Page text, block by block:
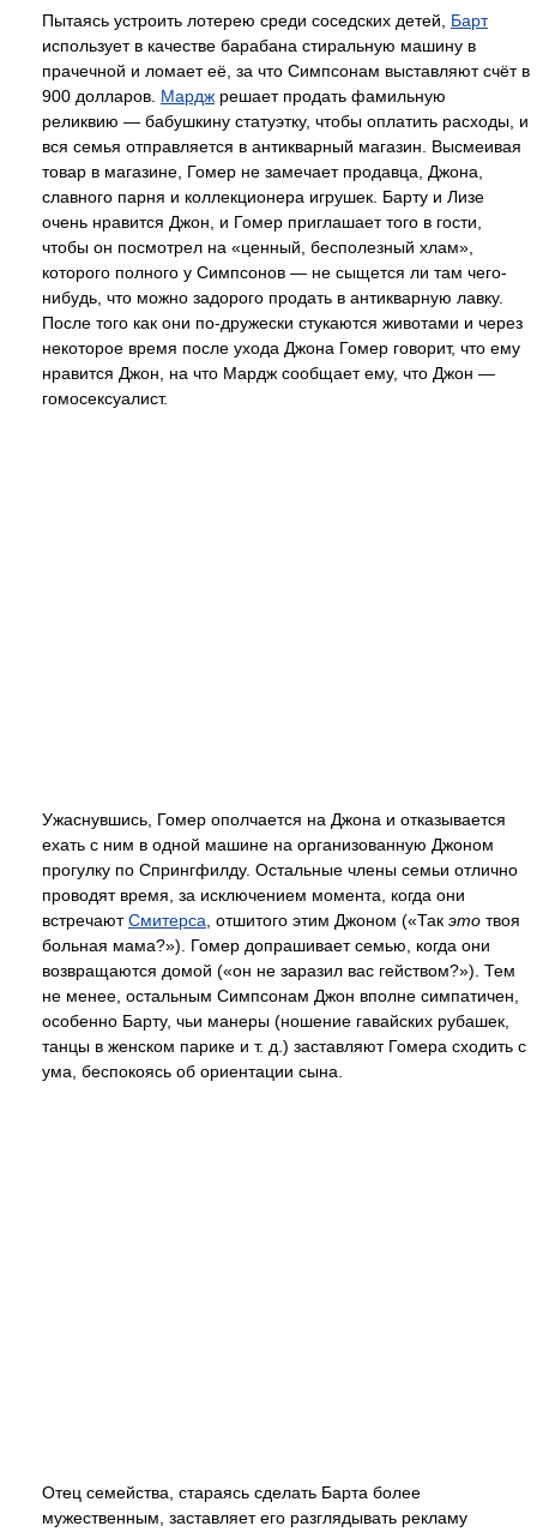
Пытаясь устроить лотерею среди соседских детей, Барт
использует в качестве барабана стиральную машину в
прачечной и ломает её, за что Симпсонам выставляют счёт в
900 долларов. Мардж решает продать фамильную
реликвию — бабушкину статуэтку, чтобы оплатить расходы, и
вся семья отправляется в антикварный магазин. Высмеивая
товар в магазине, Гомер не замечает продавца, Джона,
славного парня и коллекционера игрушек. Барту и Лизе
очень нравится Джон, и Гомер приглашает того в гости,
чтобы он посмотрел на «ценный, бесполезный хлам»,
которого полного у Симпсонов — не сыщется ли там чего-
нибудь, что можно задорого продать в антикварную лавку.
После того как они по-дружески стукаются животами и через
некоторое время после ухода Джона Гомер говорит, что ему
нравится Джон, на что Мардж сообщает ему, что Джон —
гомосексуалист.
Ужаснувшись, Гомер ополчается на Джона и отказывается
ехать с ним в одной машине на организованную Джоном
прогулку по Спрингфилду. Остальные члены семьи отлично
проводят время, за исключением момента, когда они
встречаютСмитерса , отшитого этим Джоном («Так это твоя
больная мама?»). Гомер допрашивает семью, когда они
возвращаются домой («он не заразил вас гейством?»). Тем
не менее, остальным Симпсонам Джон вполне симпатичен,
особенно Барту, чьи манеры (ношение гавайских рубашек,
танцы в женском парике и т. д.) заставляют Гомера сходить с
ума, беспокоясь об ориентации сына.
Отец семейства, стараясь сделать Барта более
мужественным, заставляет его разглядывать рекламу